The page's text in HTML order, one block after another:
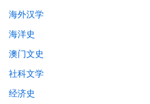
海外汉学
海洋史
澳门文史
社科文学
经济史